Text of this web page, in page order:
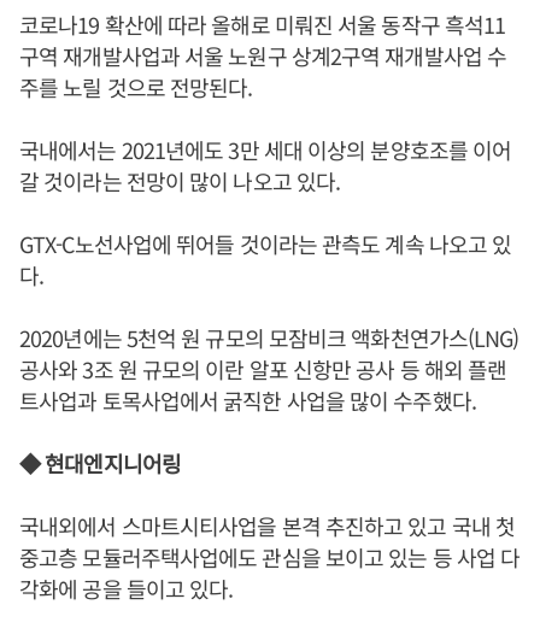
코로나19 확산에 따라 올해로 미뤄진 서울 동작구 흑석11
구역 재개발사업과 서울 노원구 상계2구역 재개발사업 수
주를 노릴 것으로 전망된다.
국내에서는 2021년에도 3만 세대 이상의 분양호조를 이어
갈 것이라는 전망이 많이 나오고 있다.
GTX-C노선사업에 뛰어들 것이라는 관측도 계속 나오고 있
다.
2020년에는 5천억 원 규모의 모잠비크 액화천연가스(LNG)
공사와 3조 원 규모의 이란 알포 신항만 공사 등 해외 플랜
트사업과 토목사업에서 굵직한 사업을 많이 수주했다.
◆ 현대엔지니어링
국내외에서 스마트시티사업을 본격 추진하고 있고 국내 첫
중고층 모듈러주택사업에도 관심을 보이고 있는 등 사업 다
각화에 공을 들이고 있다.